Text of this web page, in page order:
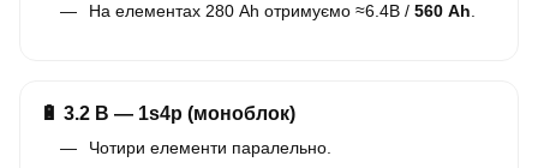
На елементах 280 Ah отримуємо ≈6.4В / 560 Ah.
🔋 3.2 В — 1s4p (моноблок)
Чотири елементи паралельно.